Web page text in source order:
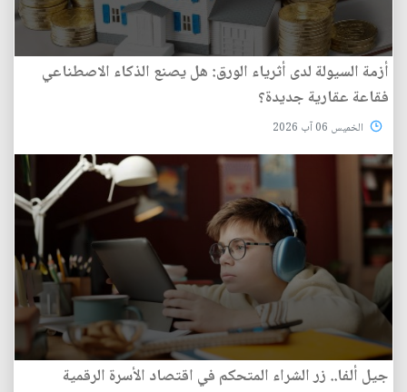
أزمة السيولة لدى أثرياء الورق: هل يصنع الذكاء الاصطناعي
فقاعة عقارية جديدة؟
الخميس 06 آب 2026
جيل ألفا.. زر الشراء المتحكم في اقتصاد الأسرة الرقمية